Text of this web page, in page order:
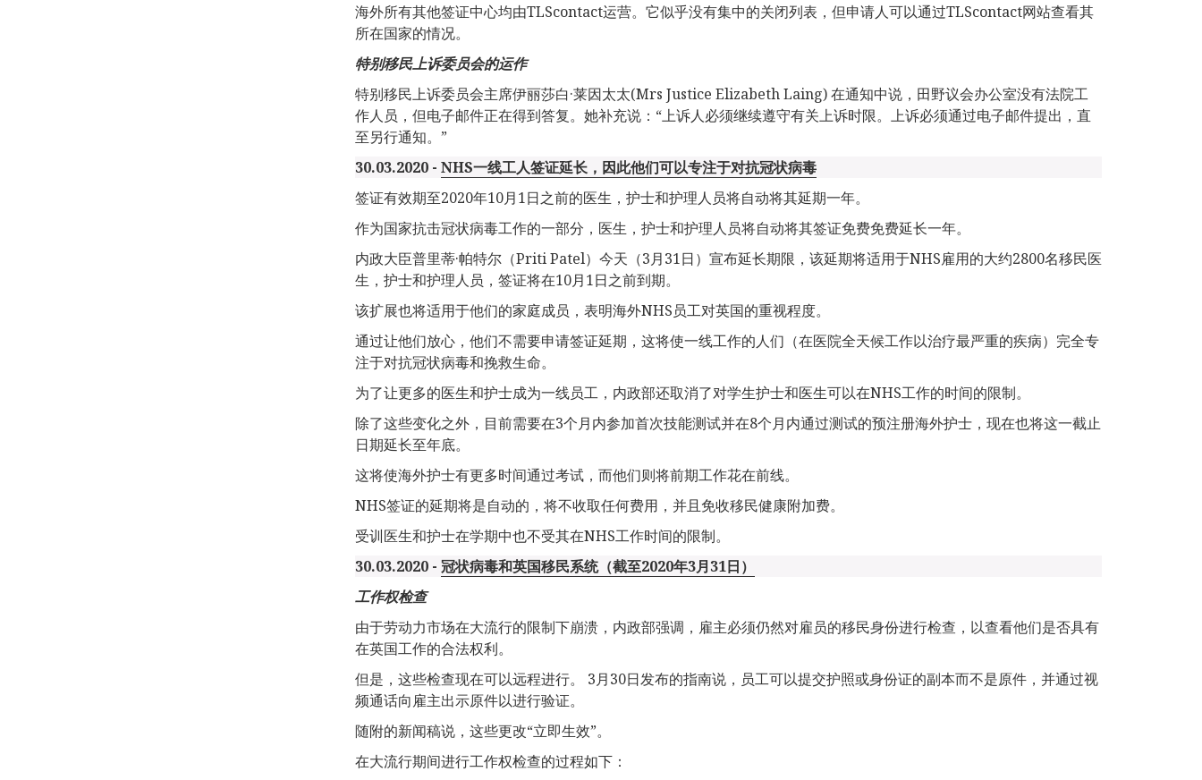
海外所有其他签证中心均由TLScontact运营。它似乎没有集中的关闭列表，但申请人可以通过TLScontact网站查看其
所在国家的情况。
特别移民上诉委员会的运作
特别移民上诉委员会主席伊丽莎白·莱因太太(Mrs Justice Elizabeth Laing) 在通知中说，田野议会办公室没有法院工
作人员，但电子邮件正在得到答复。她补充说：“上诉人必须继续遵守有关上诉时限。上诉必须通过电子邮件提出，直
至另行通知。”
30.03.2020 - NHS一线工人签证延长，因此他们可以专注于对抗冠状病毒
签证有效期至2020年10月1日之前的医生，护士和护理人员将自动将其延期一年。
作为国家抗击冠状病毒工作的一部分，医生，护士和护理人员将自动将其签证免费免费延长一年。
内政大臣普里蒂·帕特尔（Priti Patel）今天（3月31日）宣布延长期限，该延期将适用于NHS雇用的大约2800名移民医
生，护士和护理人员，签证将在10月1日之前到期。
该扩展也将适用于他们的家庭成员，表明海外NHS员工对英国的重视程度。
通过让他们放心，他们不需要申请签证延期，这将使一线工作的人们（在医院全天候工作以治疗最严重的疾病）完全专
注于对抗冠状病毒和挽救生命。
为了让更多的医生和护士成为一线员工，内政部还取消了对学生护士和医生可以在NHS工作的时间的限制。
除了这些变化之外，目前需要在3个月内参加首次技能测试并在8个月内通过测试的预注册海外护士，现在也将这一截止
日期延长至年底。
这将使海外护士有更多时间通过考试，而他们则将前期工作花在前线。
NHS签证的延期将是自动的，将不收取任何费用，并且免收移民健康附加费。
受训医生和护士在学期中也不受其在NHS工作时间的限制。
30.03.2020 - 冠状病毒和英国移民系统（截至2020年3月31日）
工作权检查
由于劳动力市场在大流行的限制下崩溃，内政部强调，雇主必须仍然对雇员的移民身份进行检查，以查看他们是否具有
在英国工作的合法权利。
但是，这些检查现在可以远程进行。 3月30日发布的指南说，员工可以提交护照或身份证的副本而不是原件，并通过视
频通话向雇主出示原件以进行验证。
随附的新闻稿说，这些更改“立即生效”。
在大流行期间进行工作权检查的过程如下：